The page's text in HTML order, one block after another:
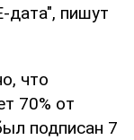
дата", пишут
что
70% от
подписан 7